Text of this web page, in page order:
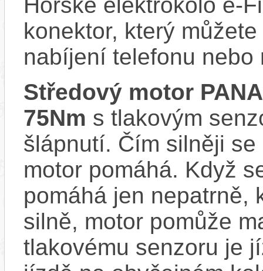
konektor, který
nabíjení telefonu
Středový motor
75Nm s tlakovým
šlápnutí. Čím silněji
motor pomáhá. Když
pomáhá jen nepatrně,
silně, motor pomůže
tlakovému senzoru je